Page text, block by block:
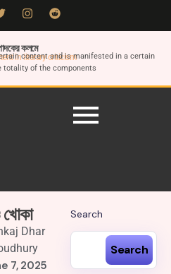
কলমে
in literary criticism
content and is manifested in a certain
totality of the components
Dhar
7, 2025
Search
Search